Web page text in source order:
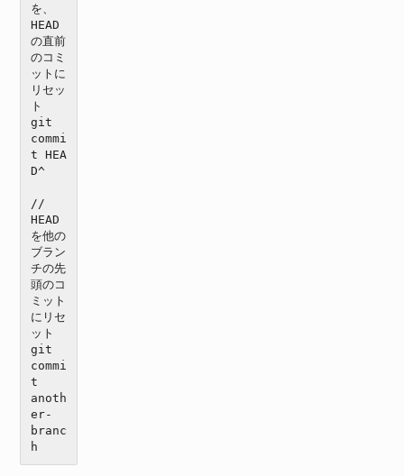
を、
HEAD
の直前
のコミ
ットに
リセッ
ト
git
commi
t HEA
D^
//
HEAD
を他の
ブラン
チの先
頭のコ
ミット
にリセ
ット
git
commi
t
anoth
er-
branc
h